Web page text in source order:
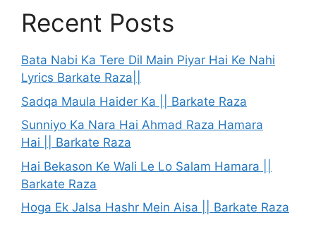
Recent Posts
Bata Nabi Ka Tere Dil Main Piyar Hai Ke Nahi
Lyrics Barkate Raza||
Sadqa Maula Haider Ka || Barkate Raza
Sunniyo Ka Nara Hai Ahmad Raza Hamara
Hai || Barkate Raza
Hai Bekason Ke Wali Le Lo Salam Hamara ||
Barkate Raza
Hoga Ek Jalsa Hashr Mein Aisa || Barkate Raza